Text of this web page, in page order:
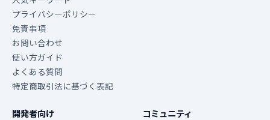
プライバシーポリシー
免責事項
お問い合わせ
使い方ガイド
よくある質問
特定商取引法に基づく表記
開発者向け コミュニティ